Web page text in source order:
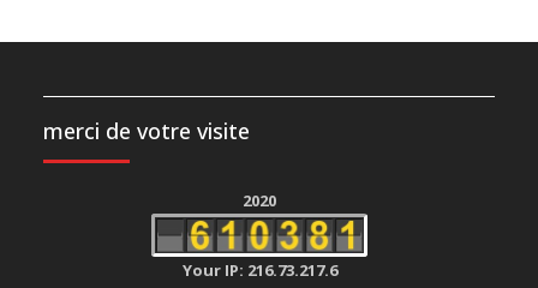
merci de votre visite
2020
Your IP: 216.73.217.6